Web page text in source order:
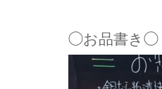
◯お品書き◯